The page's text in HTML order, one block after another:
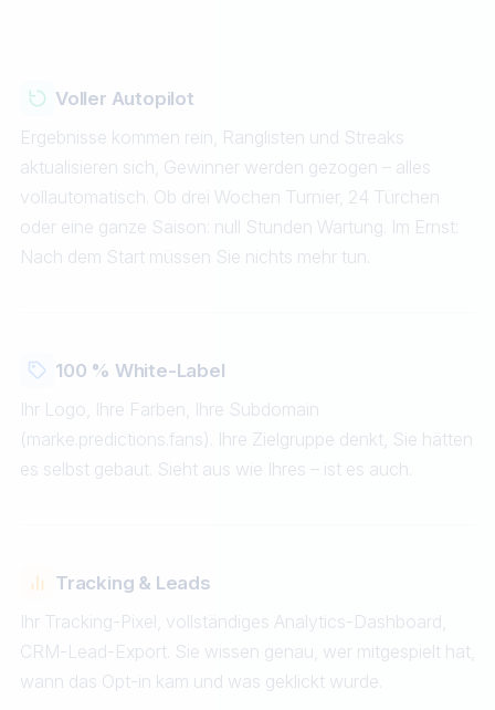
Voller Autopilot
Ergebnisse kommen rein, Ranglisten und Streaks
aktualisieren sich, Gewinner werden gezogen – alles
vollautomatisch. Ob drei Wochen Turnier, 24 Türchen
oder eine ganze Saison: null Stunden Wartung. Im Ernst:
Nach dem Start müssen Sie nichts mehr tun.
100 % White-Label
Ihr Logo, Ihre Farben, Ihre Subdomain
(marke.predictions.fans). Ihre Zielgruppe denkt, Sie hätten
es selbst gebaut. Sieht aus wie Ihres – ist es auch.
Tracking & Leads
Ihr Tracking-Pixel, vollständiges Analytics-Dashboard,
CRM-Lead-Export. Sie wissen genau, wer mitgespielt hat,
wann das Opt-in kam und was geklickt wurde.